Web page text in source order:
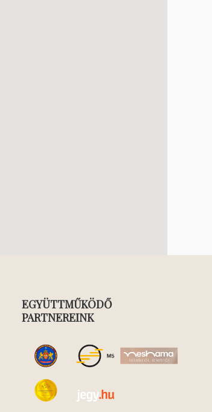
EGYÜTTMŰKÖDŐ
PARTNEREINK